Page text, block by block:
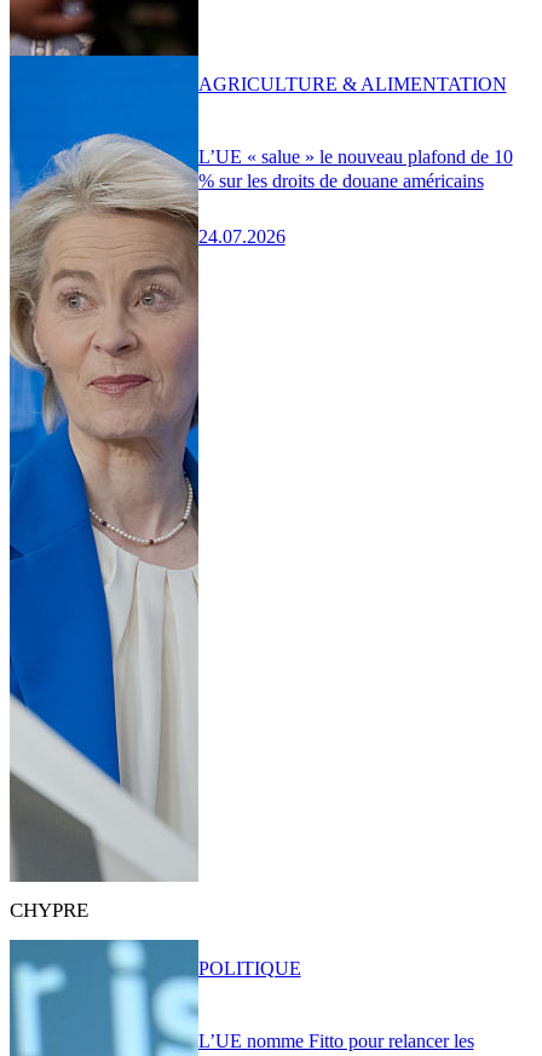
L’UE « salue » le nouveau plafond de 10
% sur les droits de douane américains
24.07.2026
AGRICULTURE & ALIMENTATION
CHYPRE
L’UE nomme Fitto pour relancer les
POLITIQUE